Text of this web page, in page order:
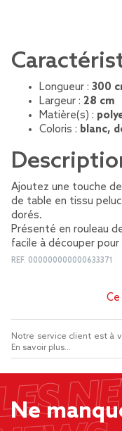
Longueur : 300
Largeur : 28 cm
Matière(s) :
Coloris : blanc,
Ajoutez une touche
de table en tissu
dorés.
Présenté en rouleau
facile à découper
REF. 000000000000633371
Ce
Notre service client est à
En savoir plus...
Ne